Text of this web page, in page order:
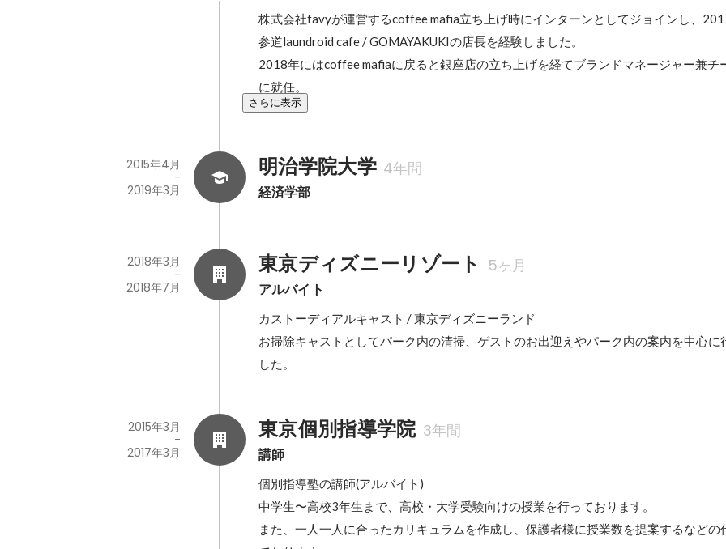
株式会社favyが運営するcoffee mafia立ち上げ時にインターンとしてジョインし、
参道laundroid cafe / GOMAYAKUKIの店長を経験しました。
2018年にはcoffee mafiaに戻ると銀座店の立ち上げを経てブランドマネージャー兼チ
に就任。
さらに表示
明治学院大学 4年間
経済学部
2015年4月
-
2019年3月
東京ディズニーリゾート 5ヶ月
アルバイト
2018年3月
-
2018年7月
カストーディアルキャスト / 東京ディズニーランド
お掃除キャストとしてパーク内の清掃、ゲストのお出迎えやパーク内の案内を中心に
した。
東京個別指導学院 3年間
講師
2015年3月
-
2017年3月
個別指導塾の講師(アルバイト)
中学生〜高校3年生まで、高校・大学受験向けの授業を行っております。
また、一人一人に合ったカリキュラムを作成し、保護者様に授業数を提案するなどの